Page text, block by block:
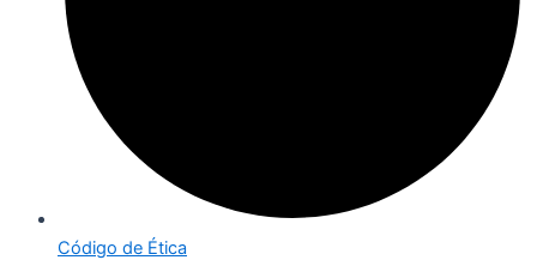
Código de Ética